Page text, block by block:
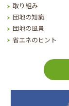
取り組み
団地の知識
団地の風景
省エネのヒント